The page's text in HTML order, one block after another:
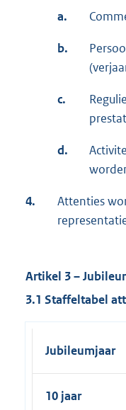
a.
b.
c.
d.
4.
Attenties
Artikel 3 –
3.1 Staffeltabel
Jubileumjaar
10 jaar